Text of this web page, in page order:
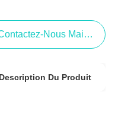
Nous Maintenant
Description Du Produit